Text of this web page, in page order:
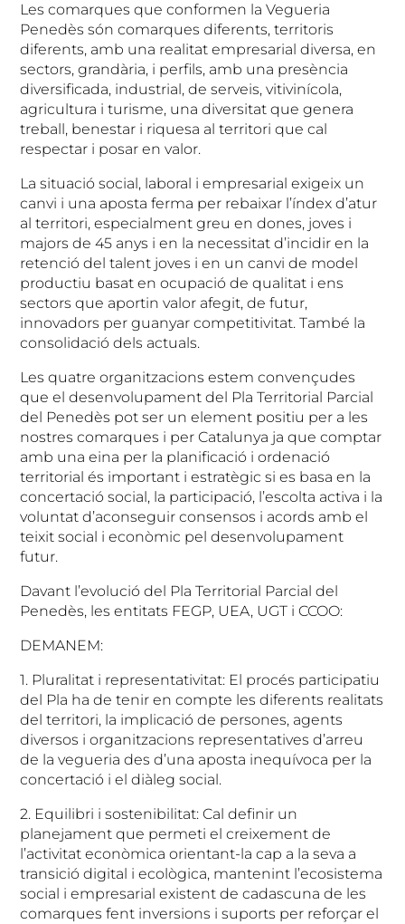
Les comarques que conformen la Vegueria
Penedès són comarques diferents, territoris
diferents, amb una realitat empresarial diversa, en
sectors, grandària, i perfils, amb una presència
diversificada, industrial, de serveis, vitivinícola,
agricultura i turisme, una diversitat que genera
treball, benestar i riquesa al territori que cal
respectar i posar en valor.
La situació social, laboral i empresarial exigeix un
canvi i una aposta ferma per rebaixar l’índex d’atur
al territori, especialment greu en dones, joves i
majors de 45 anys i en la necessitat d’incidir en la
retenció del talent joves i en un canvi de model
productiu basat en ocupació de qualitat i ens
sectors que aportin valor afegit, de futur,
innovadors per guanyar competitivitat. També la
consolidació dels actuals.
Les quatre organitzacions estem convençudes
que el desenvolupament del Pla Territorial Parcial
del Penedès pot ser un element positiu per a les
nostres comarques i per Catalunya ja que comptar
amb una eina per la planificació i ordenació
territorial és important i estratègic si es basa en la
concertació social, la participació, l’escolta activa i la
voluntat d’aconseguir consensos i acords amb el
teixit social i econòmic pel desenvolupament
futur.
Davant l’evolució del Pla Territorial Parcial del
Penedès, les entitats FEGP, UEA, UGT i CCOO:
DEMANEM:
1. Pluralitat i representativitat: El procés participatiu
del Pla ha de tenir en compte les diferents realitats
del territori, la implicació de persones, agents
diversos i organitzacions representatives d’arreu
de la vegueria des d’una aposta inequívoca per la
concertació i el diàleg social.
2. Equilibri i sostenibilitat: Cal definir un
planejament que permeti el creixement de
l’activitat econòmica orientant-la cap a la seva a
transició digital i ecològica, mantenint l’ecosistema
social i empresarial existent de cadascuna de les
comarques fent inversions i suports per reforçar el